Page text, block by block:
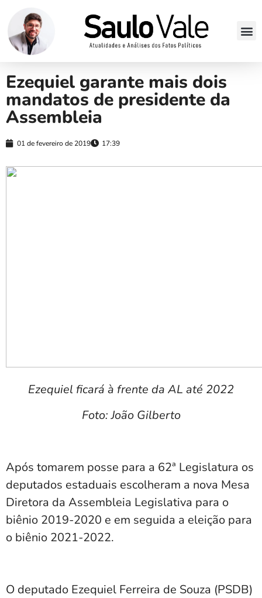
Ezequiel garante mais dois
mandatos de presidente da
Assembleia
01 de fevereiro de 2019 17:39
Ezequiel ficará à frente da AL até 2022
Foto: João Gilberto
Após tomarem posse para a 62ª Legislatura os
deputados estaduais escolheram a nova Mesa
Diretora da Assembleia Legislativa para o
biênio 2019-2020 e em seguida a eleição para
o biênio 2021-2022.
O deputado Ezequiel Ferreira de Souza (PSDB)